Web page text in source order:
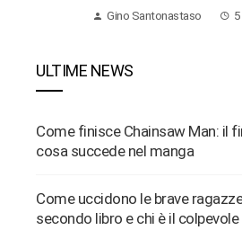
Gino Santonastaso
ULTIME NEWS
Come finisce Chainsaw Man: il
cosa succede nel manga
Come uccidono le brave
secondo libro e chi è il colpevole